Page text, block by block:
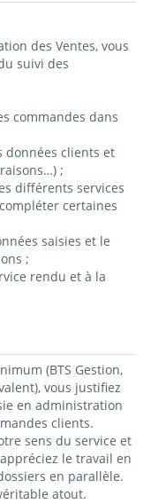
des Ventes, vous
suivi des
commandes dans
données clients et
;
différents services
certaines
saisies et le
;
rendu et à la
(BTS Gestion,
vous justifiez
en administration
clients.
sens du service et
le travail en
en parallèle.
atout.